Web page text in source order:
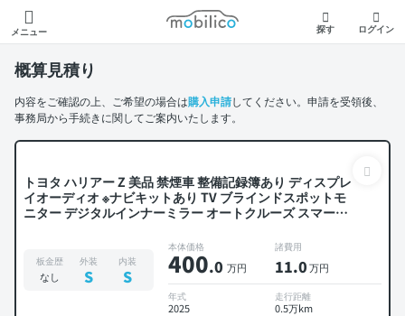
メニュー
モビリコ
探す ログイン
概算見積り
内容をご確認の上、ご希望の場合は購入申請してください。申請を受領後、
事務局から手続きに関してご案内いたします。
トヨタ ハリアー Z 美品 禁煙車 整備記録簿あり ディスプレ
イオーディオ ※ナビキットあり TV ブラインドスポットモ
ニター デジタルインナーミラー オートクルーズ スマート
ライブレコーダー 衝突軽減
板金歴
なし
外装
S
内装
S
本体価格
400.0 万円
諸費用
11.0万円
年式
2025
走行距離
0.5万km